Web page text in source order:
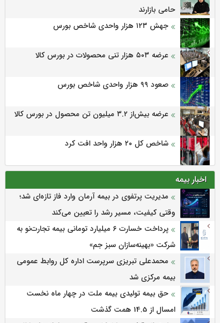
حامی بازارند
جهش ۱۲۳ هزار واحدی شاخص بورس
عرضه ۵۰۳ هزار تنی محصولات در بورس کالا
صعود ۹۹ هزار واحدی شاخص بورس
عرضه بیش‌از ۳.۲ میلیون تن محصول در بورس کالا
شاخص کل ۲۰ هزار واحد افت کرد
اخبار بیمه
مدیریت پرتفوی در بیمه آرمان وارد فاز تازه‌ای شد؛
وقتی کیفیت، مسیر رشد را تعیین می‌کند
پرداخت خسارت ۶ میلیارد تومانی بیمه تجارت‌نو به
شرکت «بهینه‌سازان سبز جم»
محمدعلی تبریزی سرپرست اداره كل روابط عمومی
بیمه مركزی شد
حق بیمه تولیدی بیمه ملت در چهار ماه نخست
امسال از 14.5 همت گذشت